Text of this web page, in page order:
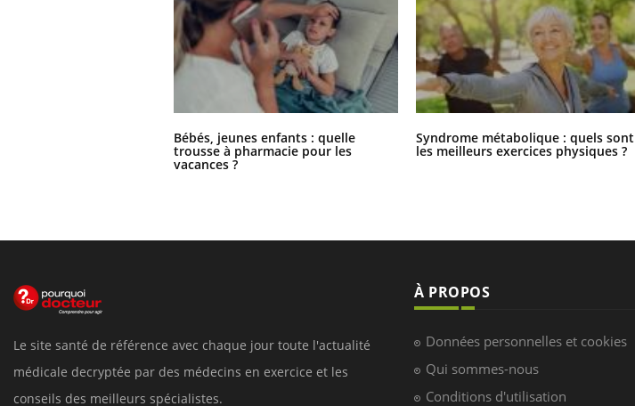
Bébés, jeunes enfants : quelle
trousse à pharmacie pour les
vacances ?
Syndrome métabolique : quels sont
les meilleurs exercices physiques ?
Le site santé de référence avec chaque jour toute l'actualité
médicale decryptée par des médecins en exercice et les
conseils des meilleurs spécialistes.
À PROPOS
Données personnelles et cookies
Qui sommes-nous
Conditions d'utilisation